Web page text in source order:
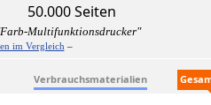
50.000 Seiten
Multifunktionsdrucker"
im Vergleich –
Verbrauchsmaterialien